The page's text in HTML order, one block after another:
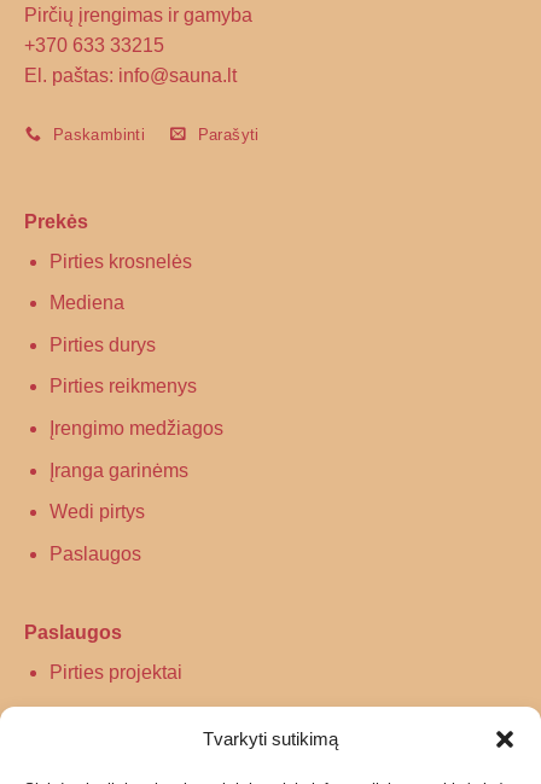
Tvarkyti sutikimą
Pirčių įrengimas ir gamyba
+370 633 33215
El. paštas: info@sauna.lt
Paskambinti Parašyti
Prekės
Pirties krosnelės
Mediena
Pirties durys
Pirties reikmenys
Įrengimo medžiagos
Įranga garinėms
Wedi pirtys
Paslaugos
Paslaugos
Pirties projektai
Turkiškos pirties įrengimas